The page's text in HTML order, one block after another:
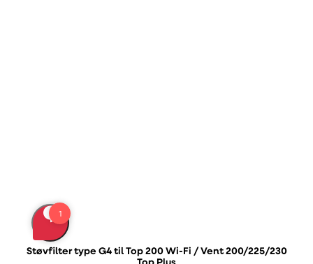
Støvfilter type G4 til Top 200 Wi-Fi / Vent 200/225/230